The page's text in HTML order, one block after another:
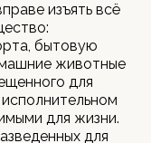
изъять всё
бытовую
животные
для
для жизни.
для